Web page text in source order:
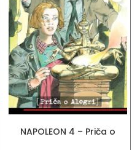
NAPOLEON 4 – Priča o